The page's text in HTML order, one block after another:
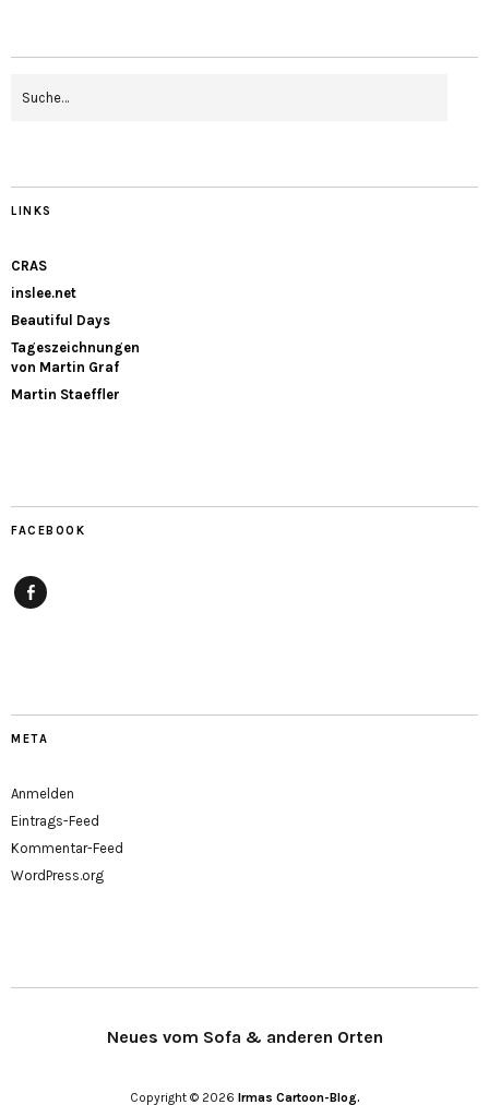
LINKS
CRAS
inslee.net
Beautiful Days
Tageszeichnungen
von Martin Graf
Martin Staeffler
FACEBOOK
META
Anmelden
Eintrags-Feed
Kommentar-Feed
WordPress.org
Neues vom Sofa & anderen Orten
Copyright © 2026 Irmas Cartoon-Blog.